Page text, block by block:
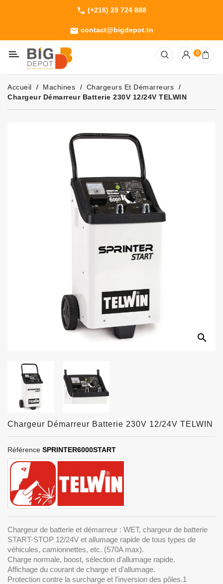
phone (+216) 29 724 888
email contact@bigdepot.tn
Machines
Outillage
Jardinage
Consommables
0
Accueil Machines
Chargeurs Et Démarreurs
Chargeur Démarreur Batterie 230V 12/24V TELWIN
search
Chargeur Démarreur Batterie 230V 12/24V TELWIN
Référence SPRINTER6000START
Chargeur de batterie et démarreur : WET, chargeur de batterie
START-STOP 12/24V et allumage rapide de tous types de
véhicules, camionnettes, etc. (570A max).
Charge normale, boost, sélection d'allumage rapide.
Affichage du courant de charge et d'allumage.
Protection contre la surcharge et l'inversion des pôles.1